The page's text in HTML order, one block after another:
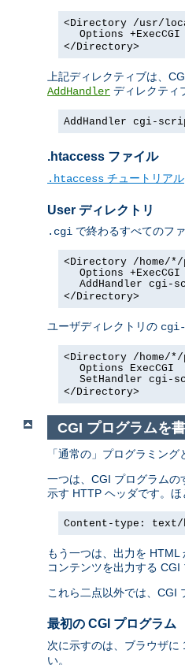
<Directory /usr/
Options +ExecCGI
</Directory>
上記ディレクティブは、
AddHandler ディレクティ
AddHandler cgi-
.htaccess ファイル
.htaccess チュートリアル
User ディレクトリ
.cgi で終わるすべてのフ
<Directory /home/*/
Options +ExecCGI
AddHandler
</Directory>
ユーザディレクトリの
<Directory /home/
Options ExecCGI
SetHandler cgi-
</Directory>
CGI プログラムを書
「通常の」プログラミン
一つは、CGI プログラムの
示す HTTP ヘッダです。
Content-type: text/
もう一つは、出力を
コンテンツを出力する CGI
これら二点以外では、CGI
最初の CGI プログラム
次に示すのは、ブラウザに
い。